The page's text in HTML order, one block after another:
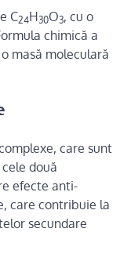
C24H30O3, cu o
chimică a
o masă moleculară
care sunt
două
efecte anti-
care contribuie la
secundare